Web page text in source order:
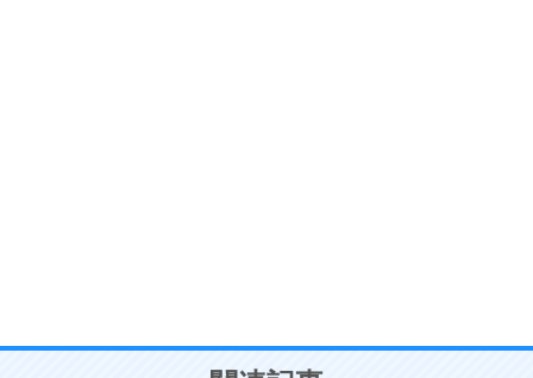
ことが大切。